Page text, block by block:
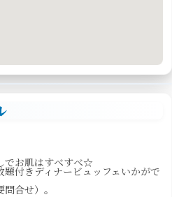
でお肌はすべすべ☆
付きディナービュッフェいかがで
合せ）。